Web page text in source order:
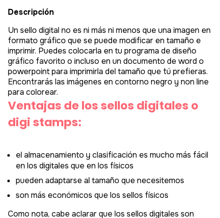
Un sello digital no es ni más ni menos que una imagen en
formato gráfico que se puede modificar en tamaño e
imprimir. Puedes colocarla en tu programa de diseño
gráfico favorito o incluso en un documento de word o
powerpoint para imprimirla del tamaño que tú prefieras.
Encontrarás las imágenes en contorno negro y non line
para colorear.
Ventajas de los sellos digitales o
digi stamps:
el almacenamiento y clasificación es mucho más fácil
en los digitales que en los físicos
pueden adaptarse al tamaño que necesitemos